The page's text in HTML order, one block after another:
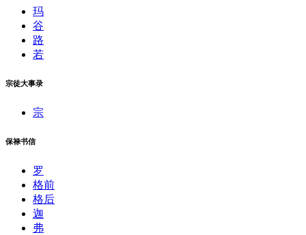
玛
谷
路
若
宗徒大事录
宗
保禄书信
罗
格前
格后
迦
弗